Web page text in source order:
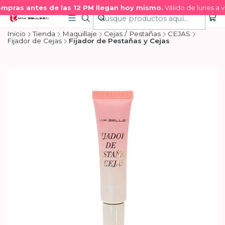
antes de las 12 PM llegan hoy mismo.Válido de lunes a
Inicio Tienda Maquillaje Cejas / Pestañas
CEJAS
Fijador de Cejas
Fijador de Pestañas y Cejas